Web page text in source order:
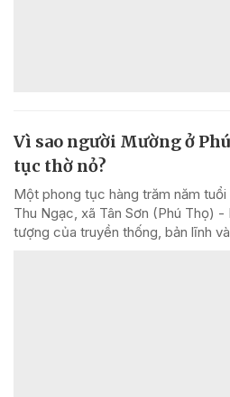
Vì sao người Mường ở
tục thờ nỏ?
Một phong tục hàng trăm năm
Thu Ngạc, xã Tân Sơn (Phú Thọ)
tượng của truyền thống, bản lĩnh